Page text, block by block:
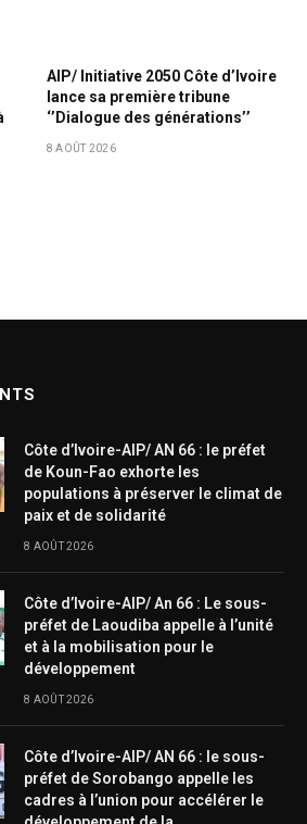
AIP/ Initiative 2050 Côte d’Ivoire
lance sa première tribune
‘’Dialogue des générations’’
8 AOÛT 2026
Côte d’Ivoire-AIP/ AN 66 : le préfet
de Koun-Fao exhorte les
populations à préserver le climat de
paix et de solidarité
8 AOÛT 2026
Côte d’Ivoire-AIP/ An 66 : Le sous-
préfet de Laoudiba appelle à l’unité
et à la mobilisation pour le
développement
8 AOÛT 2026
Côte d’Ivoire-AIP/ AN 66 : le sous-
préfet de Sorobango appelle les
cadres à l’union pour accélérer le